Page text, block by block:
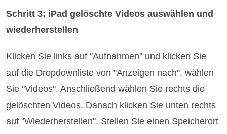
Schritt 3: iPad gelöschte Videos auswählen und
wiederherstellen
Klicken Sie links auf "Aufnahmen" und klicken Sie
auf die Dropdownliste von "Anzeigen nach", wählen
Sie "Videos". Anschließend wählen Sie rechts die
gelöschten Videos. Danach klicken Sie unten rechts
auf "Wiederherstellen". Stellen Sie einen Speicherort